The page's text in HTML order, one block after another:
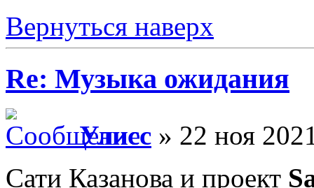
Вернуться наверх
Re: Музыка ожидания
Улисс » 22 ноя
Сати Казанова и проект